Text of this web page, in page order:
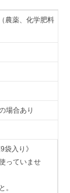
農薬、化学肥料
場合あり
袋入り》
っていませ
。